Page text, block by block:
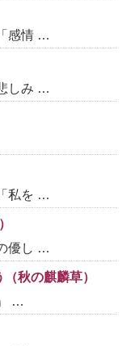
感情 …
しみ …
私を …
優し …
秋の麒麟草）
…